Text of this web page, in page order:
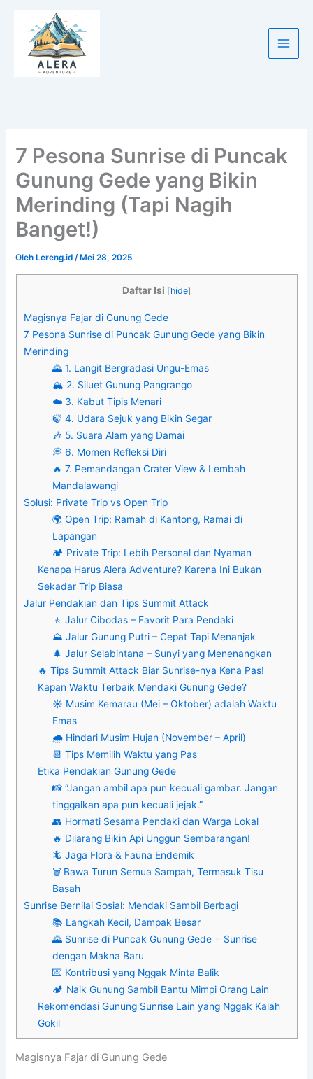
konten
7 Pesona Sunrise di Puncak
Gunung Gede yang Bikin
Merinding (Tapi Nagih
Banget!)
Oleh Lereng.id/ Mei 28, 2025
Daftar Isi [hide]
Magisnya Fajar di Gunung Gede
7 Pesona Sunrise di Puncak Gunung Gede yang Bikin
Merinding
🌄 1. Langit Bergradasi Ungu-Emas
🏔️ 2. Siluet Gunung Pangrango
☁️ 3. Kabut Tipis Menari
🍃 4. Udara Sejuk yang Bikin Segar
🎶 5. Suara Alam yang Damai
💭 6. Momen Refleksi Diri
🔥 7. Pemandangan Crater View & Lembah
Mandalawangi
Solusi: Private Trip vs Open Trip
🌍 Open Trip: Ramah di Kantong, Ramai di
Lapangan
🏕️ Private Trip: Lebih Personal dan Nyaman
Kenapa Harus Alera Adventure? Karena Ini Bukan
Sekadar Trip Biasa
Jalur Pendakian dan Tips Summit Attack
🚶 Jalur Cibodas – Favorit Para Pendaki
⛰️ Jalur Gunung Putri – Cepat Tapi Menanjak
🌲 Jalur Selabintana – Sunyi yang Menenangkan
🔥 Tips Summit Attack Biar Sunrise-nya Kena Pas!
Kapan Waktu Terbaik Mendaki Gunung Gede?
☀️ Musim Kemarau (Mei – Oktober) adalah Waktu
Emas
🌧️ Hindari Musim Hujan (November – April)
📆 Tips Memilih Waktu yang Pas
Etika Pendakian Gunung Gede
📸 “Jangan ambil apa pun kecuali gambar. Jangan
tinggalkan apa pun kecuali jejak.”
👥 Hormati Sesama Pendaki dan Warga Lokal
🔥 Dilarang Bikin Api Unggun Sembarangan!
🦎 Jaga Flora & Fauna Endemik
🗑️ Bawa Turun Semua Sampah, Termasuk Tisu
Basah
Sunrise Bernilai Sosial: Mendaki Sambil Berbagi
📚 Langkah Kecil, Dampak Besar
🌄 Sunrise di Puncak Gunung Gede = Sunrise
dengan Makna Baru
💌 Kontribusi yang Nggak Minta Balik
🏕️ Naik Gunung Sambil Bantu Mimpi Orang Lain
Rekomendasi Gunung Sunrise Lain yang Nggak Kalah
Gokil
Magisnya Fajar di Gunung Gede